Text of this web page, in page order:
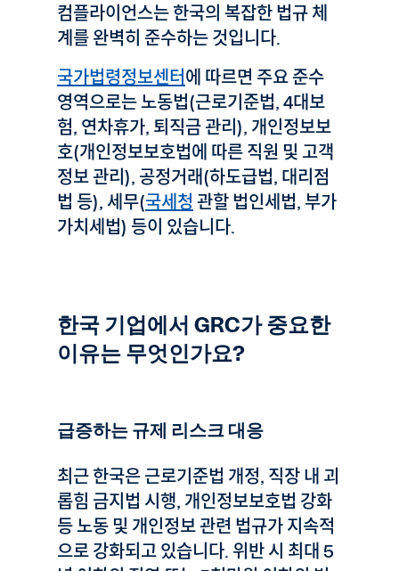
컴플라이언스는 한국의 복잡한 법규 체
계를 완벽히 준수하는 것입니다.
국가법령정보센터에 따르면 주요 준수
영역으로는 노동법(근로기준법, 4대보
험, 연차휴가, 퇴직금 관리), 개인정보보
호(개인정보보호법에 따른 직원 및 고객
정보 관리), 공정거래(하도급법, 대리점
법 등), 세무(국세청 관할 법인세법, 부가
가치세법) 등이 있습니다.
한국 기업에서 GRC가 중요한
이유는 무엇인가요?
급증하는 규제 리스크 대응
최근 한국은 근로기준법 개정, 직장 내 괴
롭힘 금지법 시행, 개인정보보호법 강화
등 노동 및 개인정보 관련 법규가 지속적
으로 강화되고 있습니다. 위반 시 최대 5